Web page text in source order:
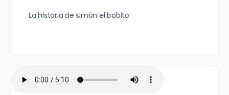
La historia de simón el bobito